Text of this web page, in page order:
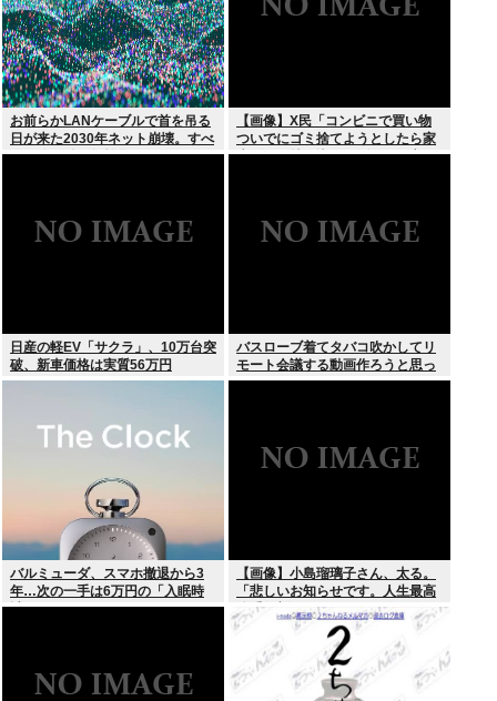
お前らかLANケーブルで首を吊る
日が来た2030年ネット崩壊。すべ
ての公開鍵を無効化するQデイ。
【画像】X民「コンビニで買い物
ついでにゴミ捨てようとしたら家
庭ゴミの持ち込みはダメって言わ
日産の軽EV「サクラ」、10万台突
破、新車価格は実質56万円
バスローブ着てタバコ吹かしてリ
モート会議する動画作ろうと思っ
てるんだが
バルミューダ、スマホ撤退から3
年…次の一手は6万円の「入眠時
計」
【画像】小島瑠璃子さん、太る。
「悲しいお知らせです。人生最高
体重更新しました！デニムがきつ
いw」